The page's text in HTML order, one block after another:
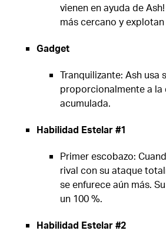
vienen en ayuda de
más cercano y
Gadget
Tranquilizante: Ash usa
proporcionalmente a la
acumulada.
Habilidad Estelar #1
Primer escobazo:
rival con su ataque
se enfurece aún más.
un 100 %.
Habilidad Estelar #2